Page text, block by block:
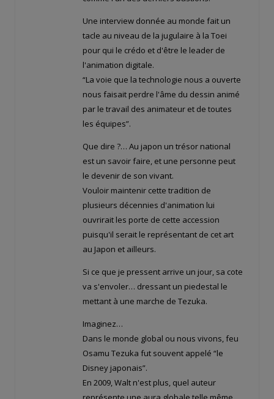
Une interview donnée au monde fait un
tacle au niveau de la jugulaire à la Toei
pour qui le crédo et d'être le leader de
l'animation digitale.
“La voie que la technologie nous a ouverte
nous faisait perdre l'âme du dessin animé
par le travail des animateur et de toutes
les équipes”.
Que dire ?… Au japon un trésor national
est un savoir faire, et une personne peut
le devenir de son vivant.
Vouloir maintenir cette tradition de
plusieurs décennies d'animation lui
ouvrirait les porte de cette accession
puisqu'il serait le représentant de cet art
au Japon et ailleurs.
Si ce que je pressent arrive un jour, sa cote
va s'envoler… dressant un piedestal le
mettant à une marche de Tezuka.
Imaginez…
Dans le monde global ou nous vivons, feu
Osamu Tezuka fut souvent appelé “le
Disney japonais”.
En 2009, Walt n'est plus, quel auteur